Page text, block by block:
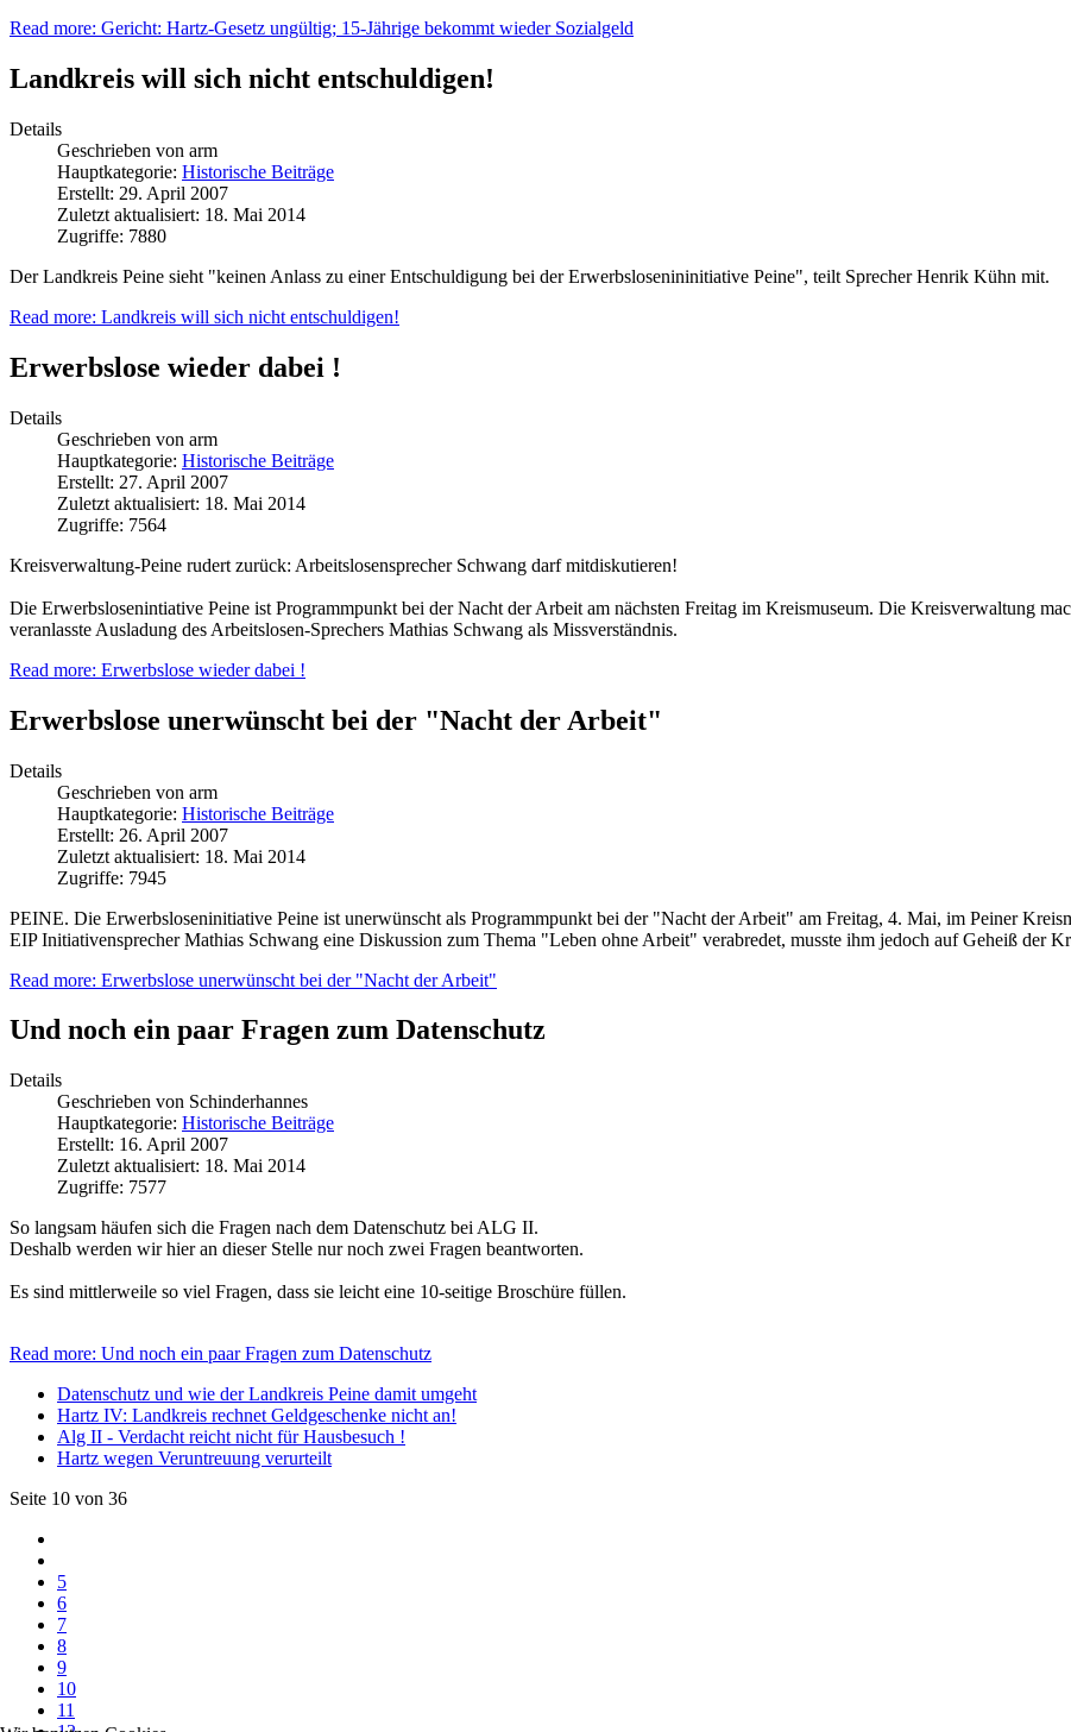
Read more: Gericht: Hartz-Gesetz ungültig; 15-Jährige bekommt wieder Sozialgeld
Landkreis will sich nicht entschuldigen!
Details
Geschrieben von arm
Hauptkategorie: Historische Beiträge
Erstellt: 29. April 2007
Zuletzt aktualisiert: 18. Mai 2014
Zugriffe: 7880
Der Landkreis Peine sieht "keinen Anlass zu einer Entschuldigung bei der Erwerbslosenininitiative Peine", teilt Sprecher Henrik Kühn mit.
Read more: Landkreis will sich nicht entschuldigen!
Erwerbslose wieder dabei !
Details
Geschrieben von arm
Hauptkategorie: Historische Beiträge
Erstellt: 27. April 2007
Zuletzt aktualisiert: 18. Mai 2014
Zugriffe: 7564
Kreisverwaltung-Peine rudert zurück: Arbeitslosensprecher Schwang darf mitdiskutieren!
Die Erwerbslosenintiative Peine ist Programmpunkt bei der Nacht der Arbeit am nächsten Freitag im Kreismuseum. Die Kreisverwaltung
veranlasste Ausladung des Arbeitslosen-Sprechers Mathias Schwang als Missverständnis.
Read more: Erwerbslose wieder dabei !
Erwerbslose unerwünscht bei der "Nacht der Arbeit"
Details
Geschrieben von arm
Hauptkategorie: Historische Beiträge
Erstellt: 26. April 2007
Zuletzt aktualisiert: 18. Mai 2014
Zugriffe: 7945
PEINE. Die Erwerbsloseninitiative Peine ist unerwünscht als Programmpunkt bei der "Nacht der Arbeit" am Freitag, 4. Mai, im Peiner
EIP Initiativensprecher Mathias Schwang eine Diskussion zum Thema "Leben ohne Arbeit" verabredet, musste ihm jedoch auf Geheiß der
Read more: Erwerbslose unerwünscht bei der "Nacht der Arbeit"
Und noch ein paar Fragen zum Datenschutz
Details
Geschrieben von Schinderhannes
Hauptkategorie: Historische Beiträge
Erstellt: 16. April 2007
Zuletzt aktualisiert: 18. Mai 2014
Zugriffe: 7577
So langsam häufen sich die Fragen nach dem Datenschutz bei ALG II.
Deshalb werden wir hier an dieser Stelle nur noch zwei Fragen beantworten.
Es sind mittlerweile so viel Fragen, dass sie leicht eine 10-seitige Broschüre füllen.
Read more: Und noch ein paar Fragen zum Datenschutz
Datenschutz und wie der Landkreis Peine damit umgeht
Hartz IV: Landkreis rechnet Geldgeschenke nicht an!
Alg II - Verdacht reicht nicht für Hausbesuch !
Hartz wegen Veruntreuung verurteilt
Seite 10 von 36
5
6
7
8
9
10
11